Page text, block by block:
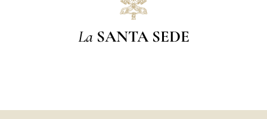
La SANTA SEDE